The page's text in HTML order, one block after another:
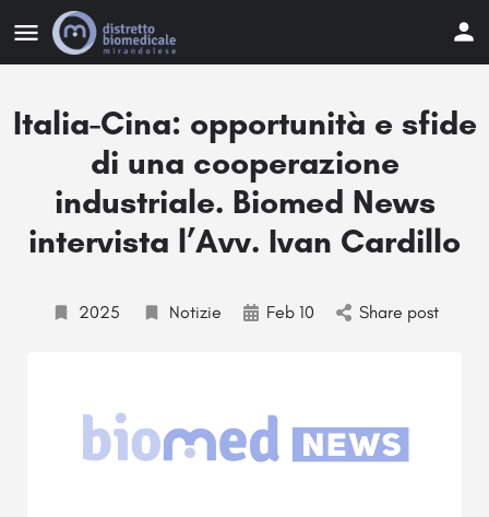
Italia-Cina: opportunità e sfide
di una cooperazione
industriale. Biomed News
intervista l’Avv. Ivan Cardillo
2025 Notizie Feb 10 Share post